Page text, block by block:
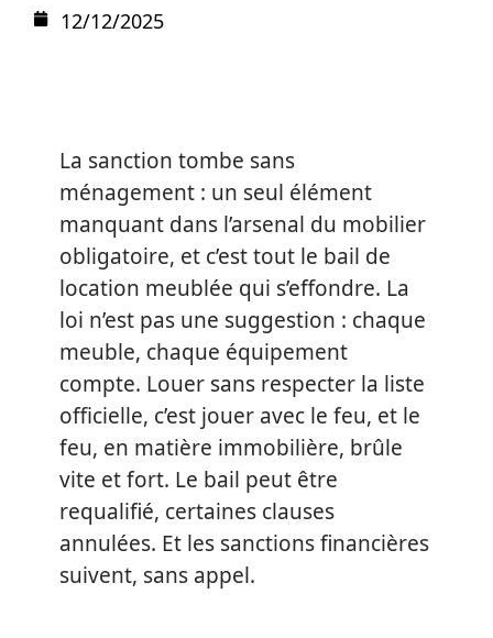
12/12/2025
La sanction tombe sans
ménagement : un seul élément
manquant dans l’arsenal du mobilier
obligatoire, et c’est tout le bail de
location meublée qui s’effondre. La
loi n’est pas une suggestion : chaque
meuble, chaque équipement
compte. Louer sans respecter la liste
officielle, c’est jouer avec le feu, et le
feu, en matière immobilière, brûle
vite et fort. Le bail peut être
requalifié, certaines clauses
annulées. Et les sanctions financières
suivent, sans appel.